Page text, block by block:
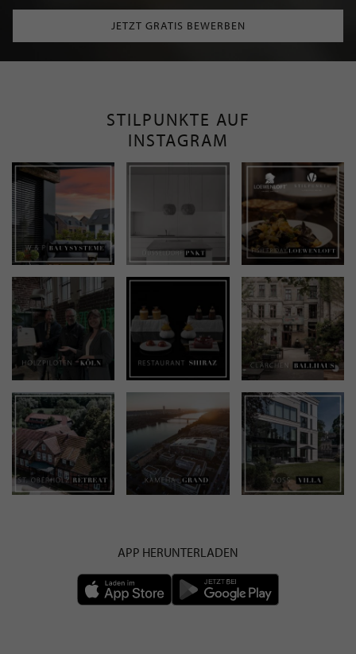
JETZT GRATIS BEWERBEN
STILPUNKTE AUF
INSTAGRAM
APP HERUNTERLADEN